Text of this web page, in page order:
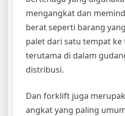
mengangkat dan
berat seperti barang
palet dari satu tempat ke
terutama di dalam
distribusi.
Dan forklift juga
angkat yang paling